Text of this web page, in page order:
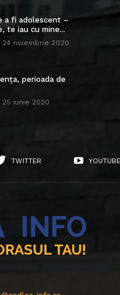
a fi adolescent –
te iau cu mine...
24 noiembrie 2020
perioada de
25 iunie 2020
TWITTER YOUTUBE